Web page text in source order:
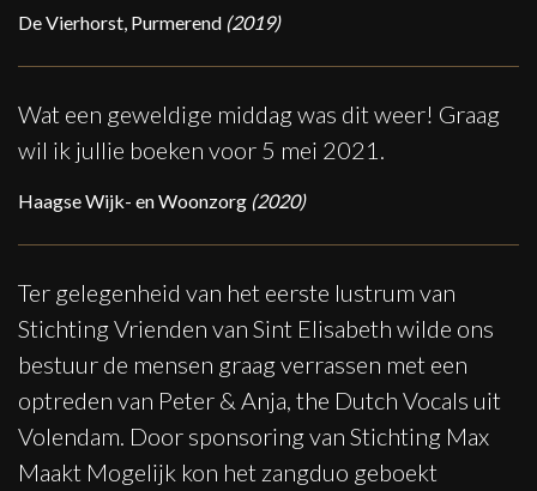
De Vierhorst, Purmerend (2019)
Wat een geweldige middag was dit weer! Graag
wil ik jullie boeken voor 5 mei 2021.
Haagse Wijk- en Woonzorg (2020)
Ter gelegenheid van het eerste lustrum van
Stichting Vrienden van Sint Elisabeth wilde ons
bestuur de mensen graag verrassen met een
optreden van Peter & Anja, the Dutch Vocals uit
Volendam. Door sponsoring van Stichting Max
Maakt Mogelijk kon het zangduo geboekt